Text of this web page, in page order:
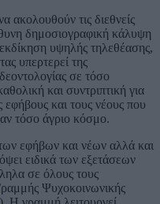
τις διεθνείς
δημοσιογραφική κάλυψη
υψηλής τηλεθέασης,
υπερτερεί της
σε τόσο
και συντριπτική για
εφήβους και τους νέους που
τόσο άγριο κόσμο.
εφήβων και νέων αλλά και
ειδικά των εξετάσεων
σε όλους τους
Ψυχοκοινωνικής